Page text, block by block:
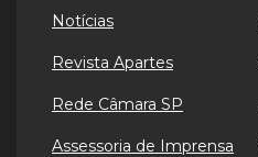
Notícias
Revista Apartes
Rede Câmara SP
Assessoria de Imprensa